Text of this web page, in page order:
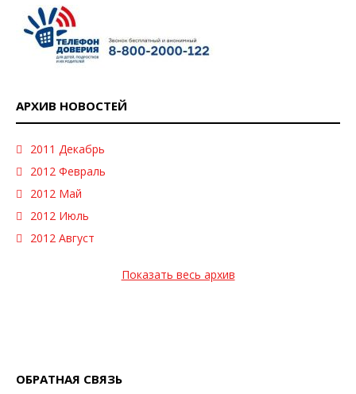
АРХИВ НОВОСТЕЙ
2011 Декабрь
2012 Февраль
2012 Май
2012 Июль
2012 Август
Показать весь архив
ОБРАТНАЯ СВЯЗЬ